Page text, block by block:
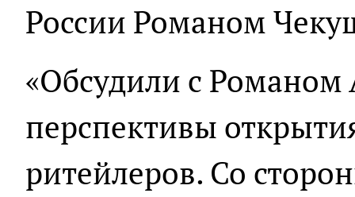
России Романом
«Обсудили с
перспективы
ритейлеров. Со